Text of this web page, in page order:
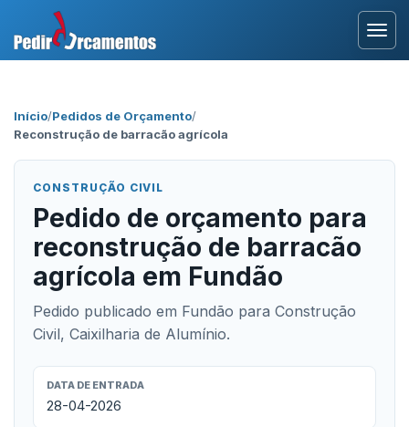
Início/Pedidos de Orçamento/
Reconstrução de barracão agrícola
CONSTRUÇÃO CIVIL
Pedido de orçamento para
reconstrução de barracão
agrícola em Fundão
Pedido publicado em Fundão para Construção
Civil, Caixilharia de Alumínio.
DATA DE ENTRADA
28-04-2026
Área Profissional
Como Funciona?